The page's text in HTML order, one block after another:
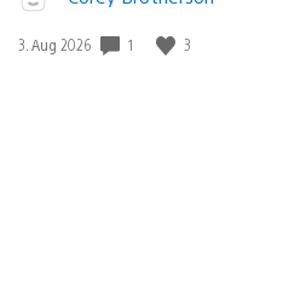
Veröffentlichungsdatum:
3. Aug 2026 1 3